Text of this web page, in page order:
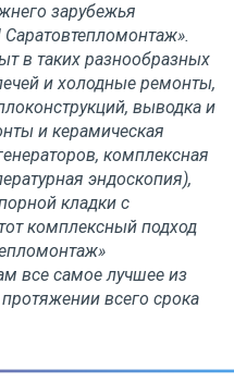
зарубежья
в таких разнообразных
и холодные ремонты,
выводка и
и керамическая
комплексная
эндоскопия),
кладки с
комплексный подход
все самое лучшее из
протяжении всего срока